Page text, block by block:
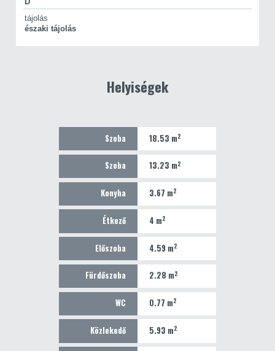
tájolás
északi tájolás
Helyiségek
Szoba 18.53 m2
Szoba 13.23 m2
Konyha 3.67 m2
Étkező 4 m2
Előszoba 4.59 m2
Fürdőszoba 2.28 m2
WC 0.77 m2
Közlekedő 5.93 m2